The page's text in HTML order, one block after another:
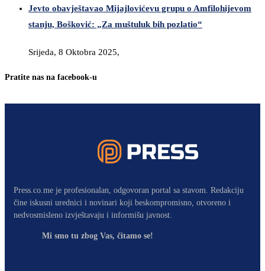
Jevto obavještavao Mijajlovićevu grupu o Amfilohijevom
stanju, Bošković: „Za muštuluk bih pozlatio“
Srijeda, 8 Oktobra 2025,
Pratite nas na facebook-u
Press.co.me je profesionalan, odgovoran portal sa stavom. Redakciju
čine iskusni urednici i novinari koji beskompromisno, otvoreno i
nedvosmisleno izvještavaju i informišu javnost.
Mi smo tu zbog Vas, čitamo se!